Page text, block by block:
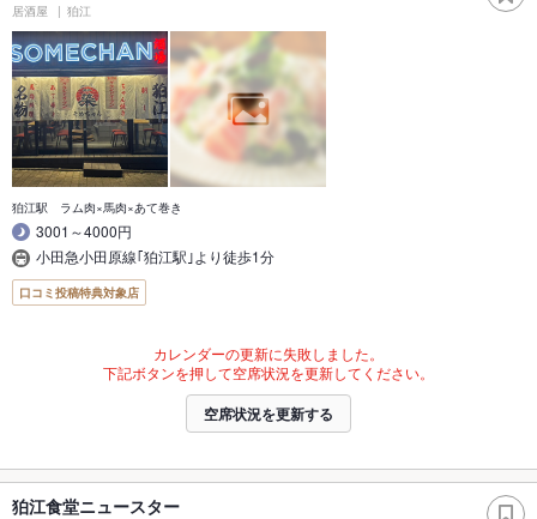
居酒屋 狛江
狛江駅 ラム肉×馬肉×あて巻き
3001～4000円
小田急小田原線｢狛江駅｣より徒歩1分
口コミ投稿特典対象店
カレンダーの更新に失敗しました。
下記ボタンを押して空席状況を更新してください。
空席状況を更新する
狛江食堂ニュースター